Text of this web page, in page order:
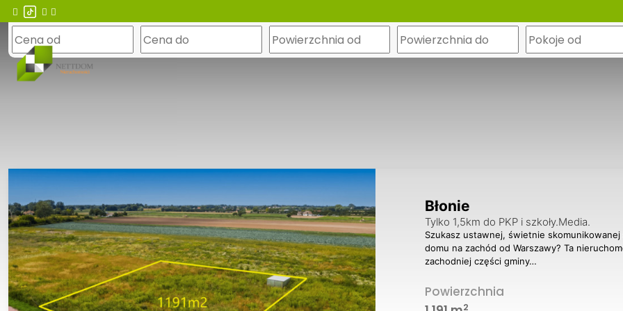
Błonie
Tylko 1,5km do PKP i szkoły.Media.
Szukasz ustawnej, świetnie skomunikowanej
domu na zachód od Warszawy? Ta
zachodniej części gminy…
Powierzchnia
2